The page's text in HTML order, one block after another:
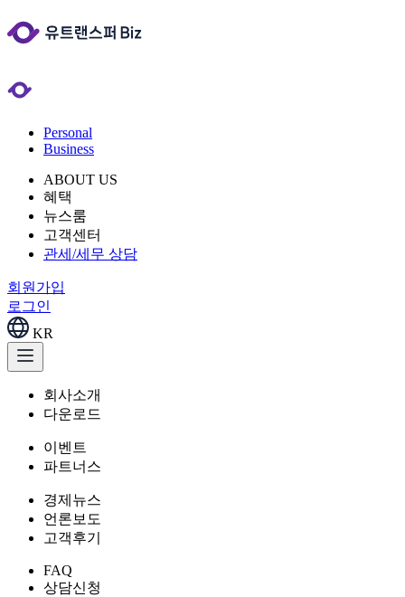
Personal
Business
ABOUT US
혜택
뉴스룸
고객센터
관세/세무 상담
회원가입
로그인
KR
회사소개
다운로드
이벤트
파트너스
경제뉴스
언론보도
고객후기
FAQ
상담신청